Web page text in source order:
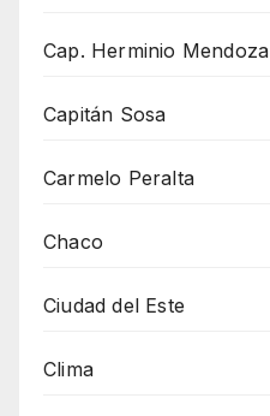
Cap. Herminio Mendoza
Capitán Sosa
Carmelo Peralta
Chaco
Ciudad del Este
Clima